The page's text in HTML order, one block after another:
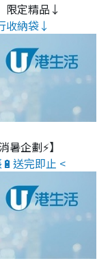
限定精品↓
收納袋↓
暑企劃⚡】
送完即止 <